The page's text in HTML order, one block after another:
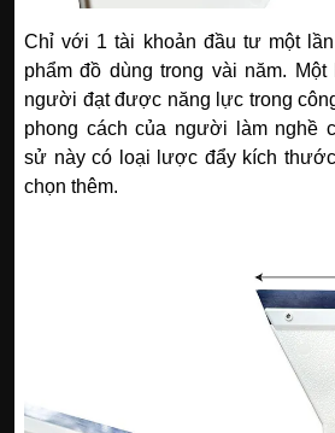
Chỉ với 1 tài khoản đầu tư một
phẩm đồ dùng trong vài năm.
người đạt được năng lực trong
phong cách của người làm nghề
sử này có loại lược đẩy kích
chọn thêm.